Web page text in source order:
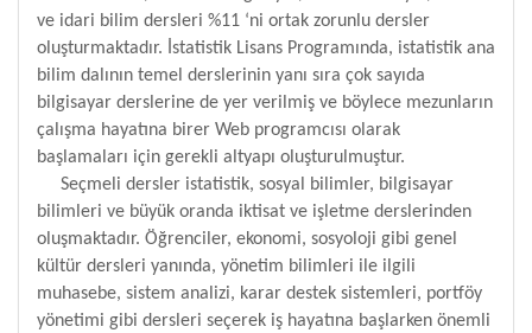
ve idari bilim dersleri %11 ‘ni ortak zorunlu dersler
oluşturmaktadır. İstatistik Lisans Programında, istatistik ana
bilim dalının temel derslerinin yanı sıra çok sayıda
bilgisayar derslerine de yer verilmiş ve böylece mezunların
çalışma hayatına birer Web programcısı olarak
başlamaları için gerekli altyapı oluşturulmuştur.
Seçmeli dersler istatistik, sosyal bilimler, bilgisayar
bilimleri ve büyük oranda iktisat ve işletme derslerinden
oluşmaktadır. Öğrenciler, ekonomi, sosyoloji gibi genel
kültür dersleri yanında, yönetim bilimleri ile ilgili
muhasebe, sistem analizi, karar destek sistemleri, portföy
yönetimi gibi dersleri seçerek iş hayatına başlarken önemli